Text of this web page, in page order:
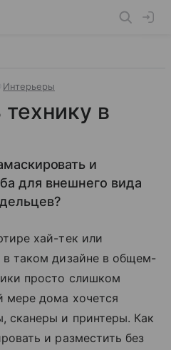
Интерьеры
технику в
и
для внешнего вида
хай-тек или
таком дизайне в общем-
просто слишком
дома хочется
сканеры и принтеры. Как
и разместить без